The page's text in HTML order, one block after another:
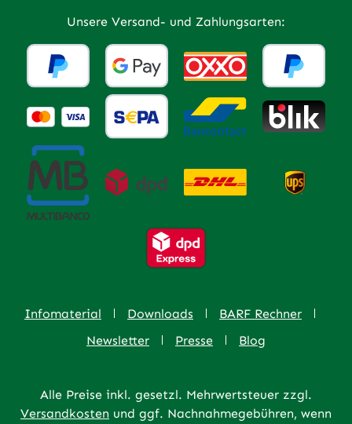
Unsere Versand- und Zahlungsarten:
Infomaterial Downloads
BARF Rechner
Newsletter
Presse Blog
Alle Preise inkl. gesetzl. Mehrwertsteuer zzgl.
Versandkosten und ggf. Nachnahmegebühren, wenn